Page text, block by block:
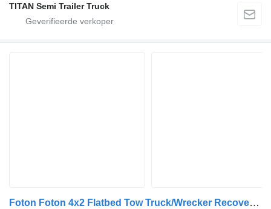
TITAN Semi Trailer Truck
Foton Foton 4x2 Flatbed Tow Truck/Wrecker Recovery Truck